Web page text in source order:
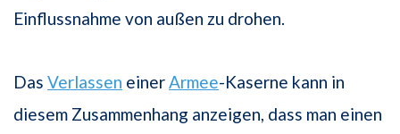
Einflussnahme von außen zu drohen.
Das Verlassen einer Armee-Kaserne kann in
diesem Zusammenhang anzeigen, dass man einen